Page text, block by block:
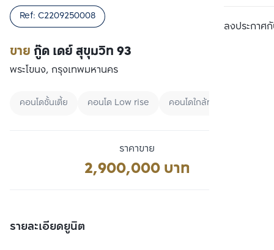
ลงประกาศกั
ขายกู๊ด เดย์ สุขุมวิท 93
Ref: C2209250008
พระโขนง, กรุงเทพมหานคร
คอนโดชั้นเตี้ย คอนโด Low rise คอนโดใกล้ทางด่วน
ราคาขาย
2,900,000 บาท
รายละเอียดยูนิต
เปรียบเทียบ